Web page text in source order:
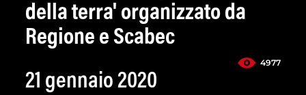
della terra' organizzato da
Regione e Scabec
4977
21 gennaio 2020